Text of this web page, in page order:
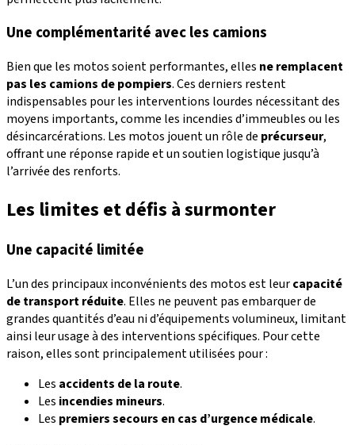
Une complémentarité avec les camions
Bien que les motos soient performantes, elles ne remplacent
pas les camions de pompiers. Ces derniers restent
indispensables pour les interventions lourdes nécessitant des
moyens importants, comme les incendies d’immeubles ou les
désincarcérations. Les motos jouent un rôle de précurseur,
offrant une réponse rapide et un soutien logistique jusqu’à
l’arrivée des renforts.
Les limites et défis à surmonter
Une capacité limitée
L’un des principaux inconvénients des motos est leurcapacité
de transport réduite. Elles ne peuvent pas embarquer de
grandes quantités d’eau ni d’équipements volumineux, limitant
ainsi leur usage à des interventions spécifiques. Pour cette
raison, elles sont principalement utilisées pour :
Les accidents de la route.
Les incendies mineurs.
Les premiers secours en cas d’urgence médicale.